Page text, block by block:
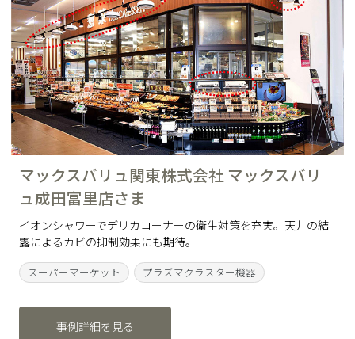
マックスバリュ関東株式会社 マックスバリ
ュ成田富里店さま
イオンシャワーでデリカコーナーの衛生対策を充実。天井の結
露によるカビの抑制効果にも期待。
スーパーマーケット プラズマクラスター機器
事例詳細を見る